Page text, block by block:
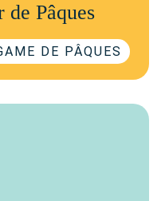
de Pâques
DE PÂQUES